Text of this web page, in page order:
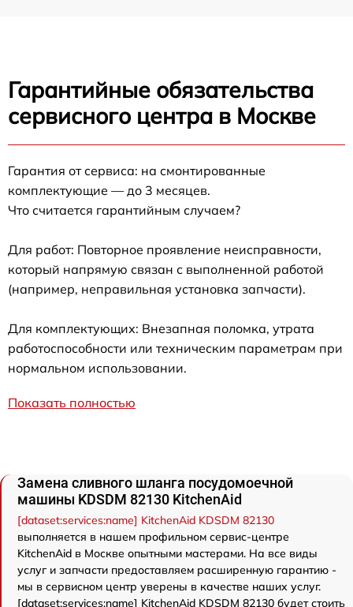
Гарантийные обязательства
сервисного центра в Москве
Гарантия от сервиса: на смонтированные
комплектующие — до 3 месяцев.
Что считается гарантийным случаем?
Для работ: Повторное проявление неисправности,
который напрямую связан с выполненной работой
(например, неправильная установка запчасти).
Для комплектующих: Внезапная поломка, утрата
работоспособности или техническим параметрам при
нормальном использовании.
Показать полностью
Замена сливного шланга посудомоечной
машины KDSDM 82130 KitchenAid
[dataset:services:name] KitchenAid KDSDM 82130
выполняется в нашем профильном сервис-центре
KitchenAid в Москве опытными мастерами. На все виды
услуг и запчасти предоставляем расширенную гарантию -
мы в сервисном центр уверены в качестве наших услуг.
[dataset:services:name] KitchenAid KDSDM 82130 будет стоить